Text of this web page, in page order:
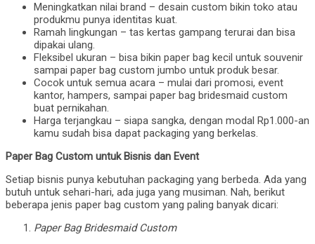
Meningkatkan nilai brand – desain custom bikin toko atau
produkmu punya identitas kuat.
Ramah lingkungan – tas kertas gampang terurai dan bisa
dipakai ulang.
Fleksibel ukuran – bisa bikin paper bag kecil untuk souvenir
sampai paper bag custom jumbo untuk produk besar.
Cocok untuk semua acara – mulai dari promosi, event
kantor, hampers, sampai paper bag bridesmaid custom
buat pernikahan.
Harga terjangkau – siapa sangka, dengan modal Rp1.000-an
kamu sudah bisa dapat packaging yang berkelas.
Paper Bag Custom untuk Bisnis dan Event
Setiap bisnis punya kebutuhan packaging yang berbeda. Ada yang
butuh untuk sehari-hari, ada juga yang musiman. Nah, berikut
beberapa jenis paper bag custom yang paling banyak dicari:
Paper Bag Bridesmaid Custom